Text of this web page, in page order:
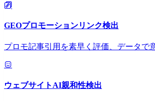
GEOプロモーションリンク検出
プロモ記事引用を素早く評価、データで
ウェブサイトAI親和性検出